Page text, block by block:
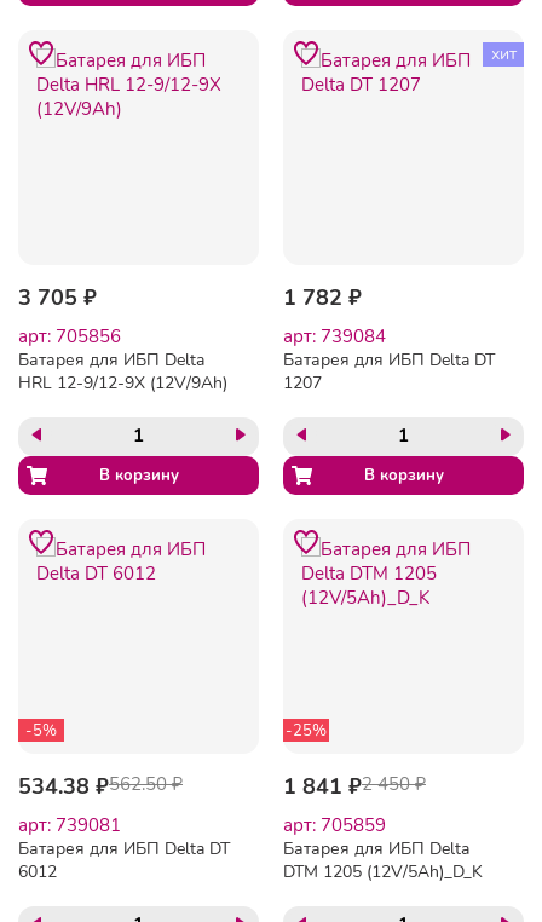
3 705 ₽
арт: 705856
Батарея для ИБП Delta
HRL 12-9/12-9X (12V/9Ah)
хит
1 782 ₽
арт: 739084
Батарея для ИБП Delta DT
1207
-5%
534.38 ₽562.50 ₽
арт: 739081
Батарея для ИБП Delta DT
6012
-25%
1 841 ₽2 450 ₽
арт: 705859
Батарея для ИБП Delta
DTM 1205 (12V/5Ah)_D_K